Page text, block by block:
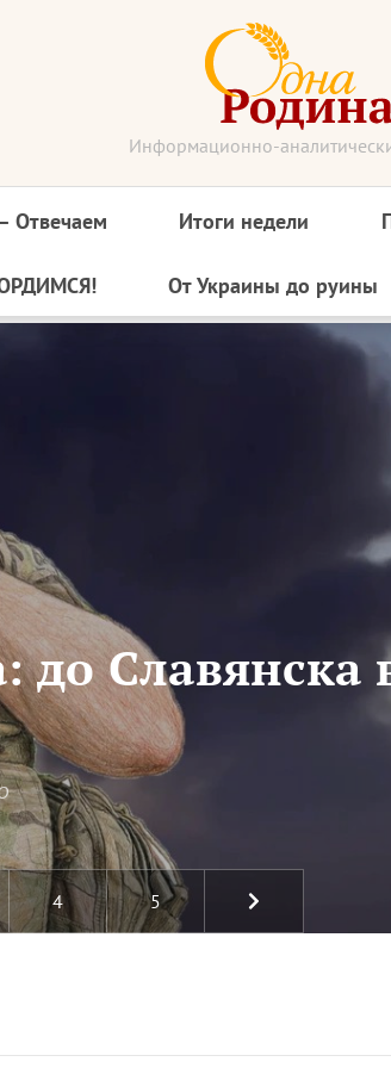
Информационно-
Отвечаем Итоги недели
От Украины до руины
до Славянска
4 5